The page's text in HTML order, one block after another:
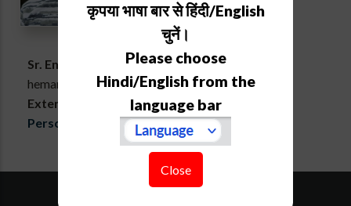
Sr. Engineering Assistant
hemant[at]aries[dot]res[dot]in
Extension :
Personal webpage
कृपया भाषा बार से हिंदी/English
चुनें।
Please choose
Hindi/English from the
language bar
Close
साइट का नक्शा